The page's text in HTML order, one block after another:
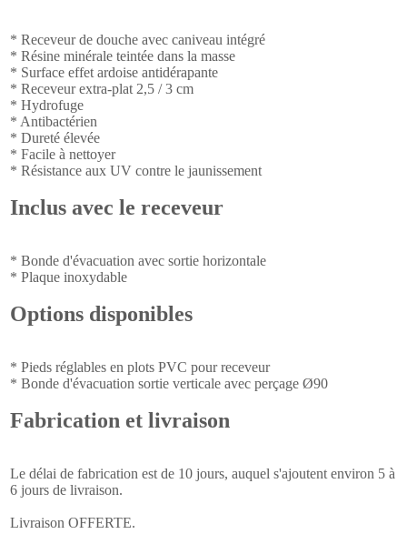
* Receveur de douche avec caniveau intégré
* Résine minérale teintée dans la masse
* Surface effet ardoise antidérapante
* Receveur extra-plat 2,5 / 3 cm
* Hydrofuge
* Antibactérien
* Dureté élevée
* Facile à nettoyer
* Résistance aux UV contre le jaunissement
Inclus avec le receveur
* Bonde d'évacuation avec sortie horizontale
* Plaque inoxydable
Options disponibles
* Pieds réglables en plots PVC pour receveur
* Bonde d'évacuation sortie verticale avec perçage Ø90
Fabrication et livraison
Le délai de fabrication est de 10 jours, auquel s'ajoutent environ 5 à
6 jours de livraison.
Livraison OFFERTE.